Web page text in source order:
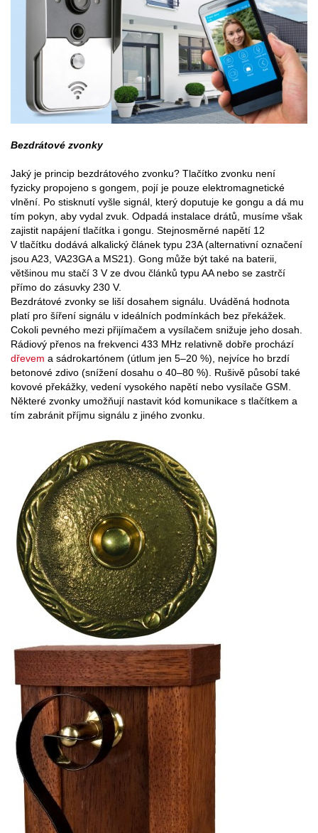
Bezdrátové zvonky
Jaký je princip bezdrátového zvonku? Tlačítko zvonku není
fyzicky propojeno s gongem, pojí je pouze elektromagnetické
vlnění. Po stisknutí vyšle signál, který doputuje ke gongu a dá mu
tím pokyn, aby vydal zvuk. Odpadá instalace drátů, musíme však
zajistit napájení tlačítka i gongu. Stejnosměrné napětí 12
V tlačítku dodává alkalický článek typu 23A (alternativní označení
jsou A23, VA23GA a MS21). Gong může být také na baterii,
většinou mu stačí 3 V ze dvou článků typu AA nebo se zastrčí
přímo do zásuvky 230 V.
Bezdrátové zvonky se liší dosahem signálu. Uváděná hodnota
platí pro šíření signálu v ideálních podmínkách bez překážek.
Cokoli pevného mezi přijímačem a vysílačem snižuje jeho dosah.
Rádiový přenos na frekvenci 433 MHz relativně dobře prochází
dřevem a sádrokartónem (útlum jen 5–20 %), nejvíce ho brzdí
betonové zdivo (snížení dosahu o 40–80 %). Rušivě působí také
kovové překážky, vedení vysokého napětí nebo vysílače GSM.
Některé zvonky umožňují nastavit kód komunikace s tlačítkem a
tím zabránit příjmu signálu z jiného zvonku.